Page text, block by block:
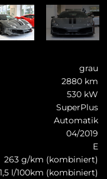
grau
2880 km
530 kW
SuperPlus
Automatik
04/2019
E
263 g/km (kombiniert)
l/100km (kombiniert)